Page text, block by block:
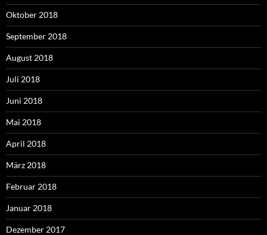
Oktober 2018
September 2018
August 2018
Juli 2018
Juni 2018
Mai 2018
April 2018
März 2018
Februar 2018
Januar 2018
Dezember 2017